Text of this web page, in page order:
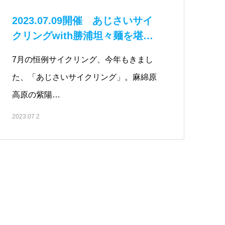
2023.07.09開催 あじさいサイ
クリングwith勝浦坦々麺を堪
7月の恒例サイクリング、今年もきまし
た、「あじさいサイクリング」。麻綿原
高原の紫陽…
2023.07.2